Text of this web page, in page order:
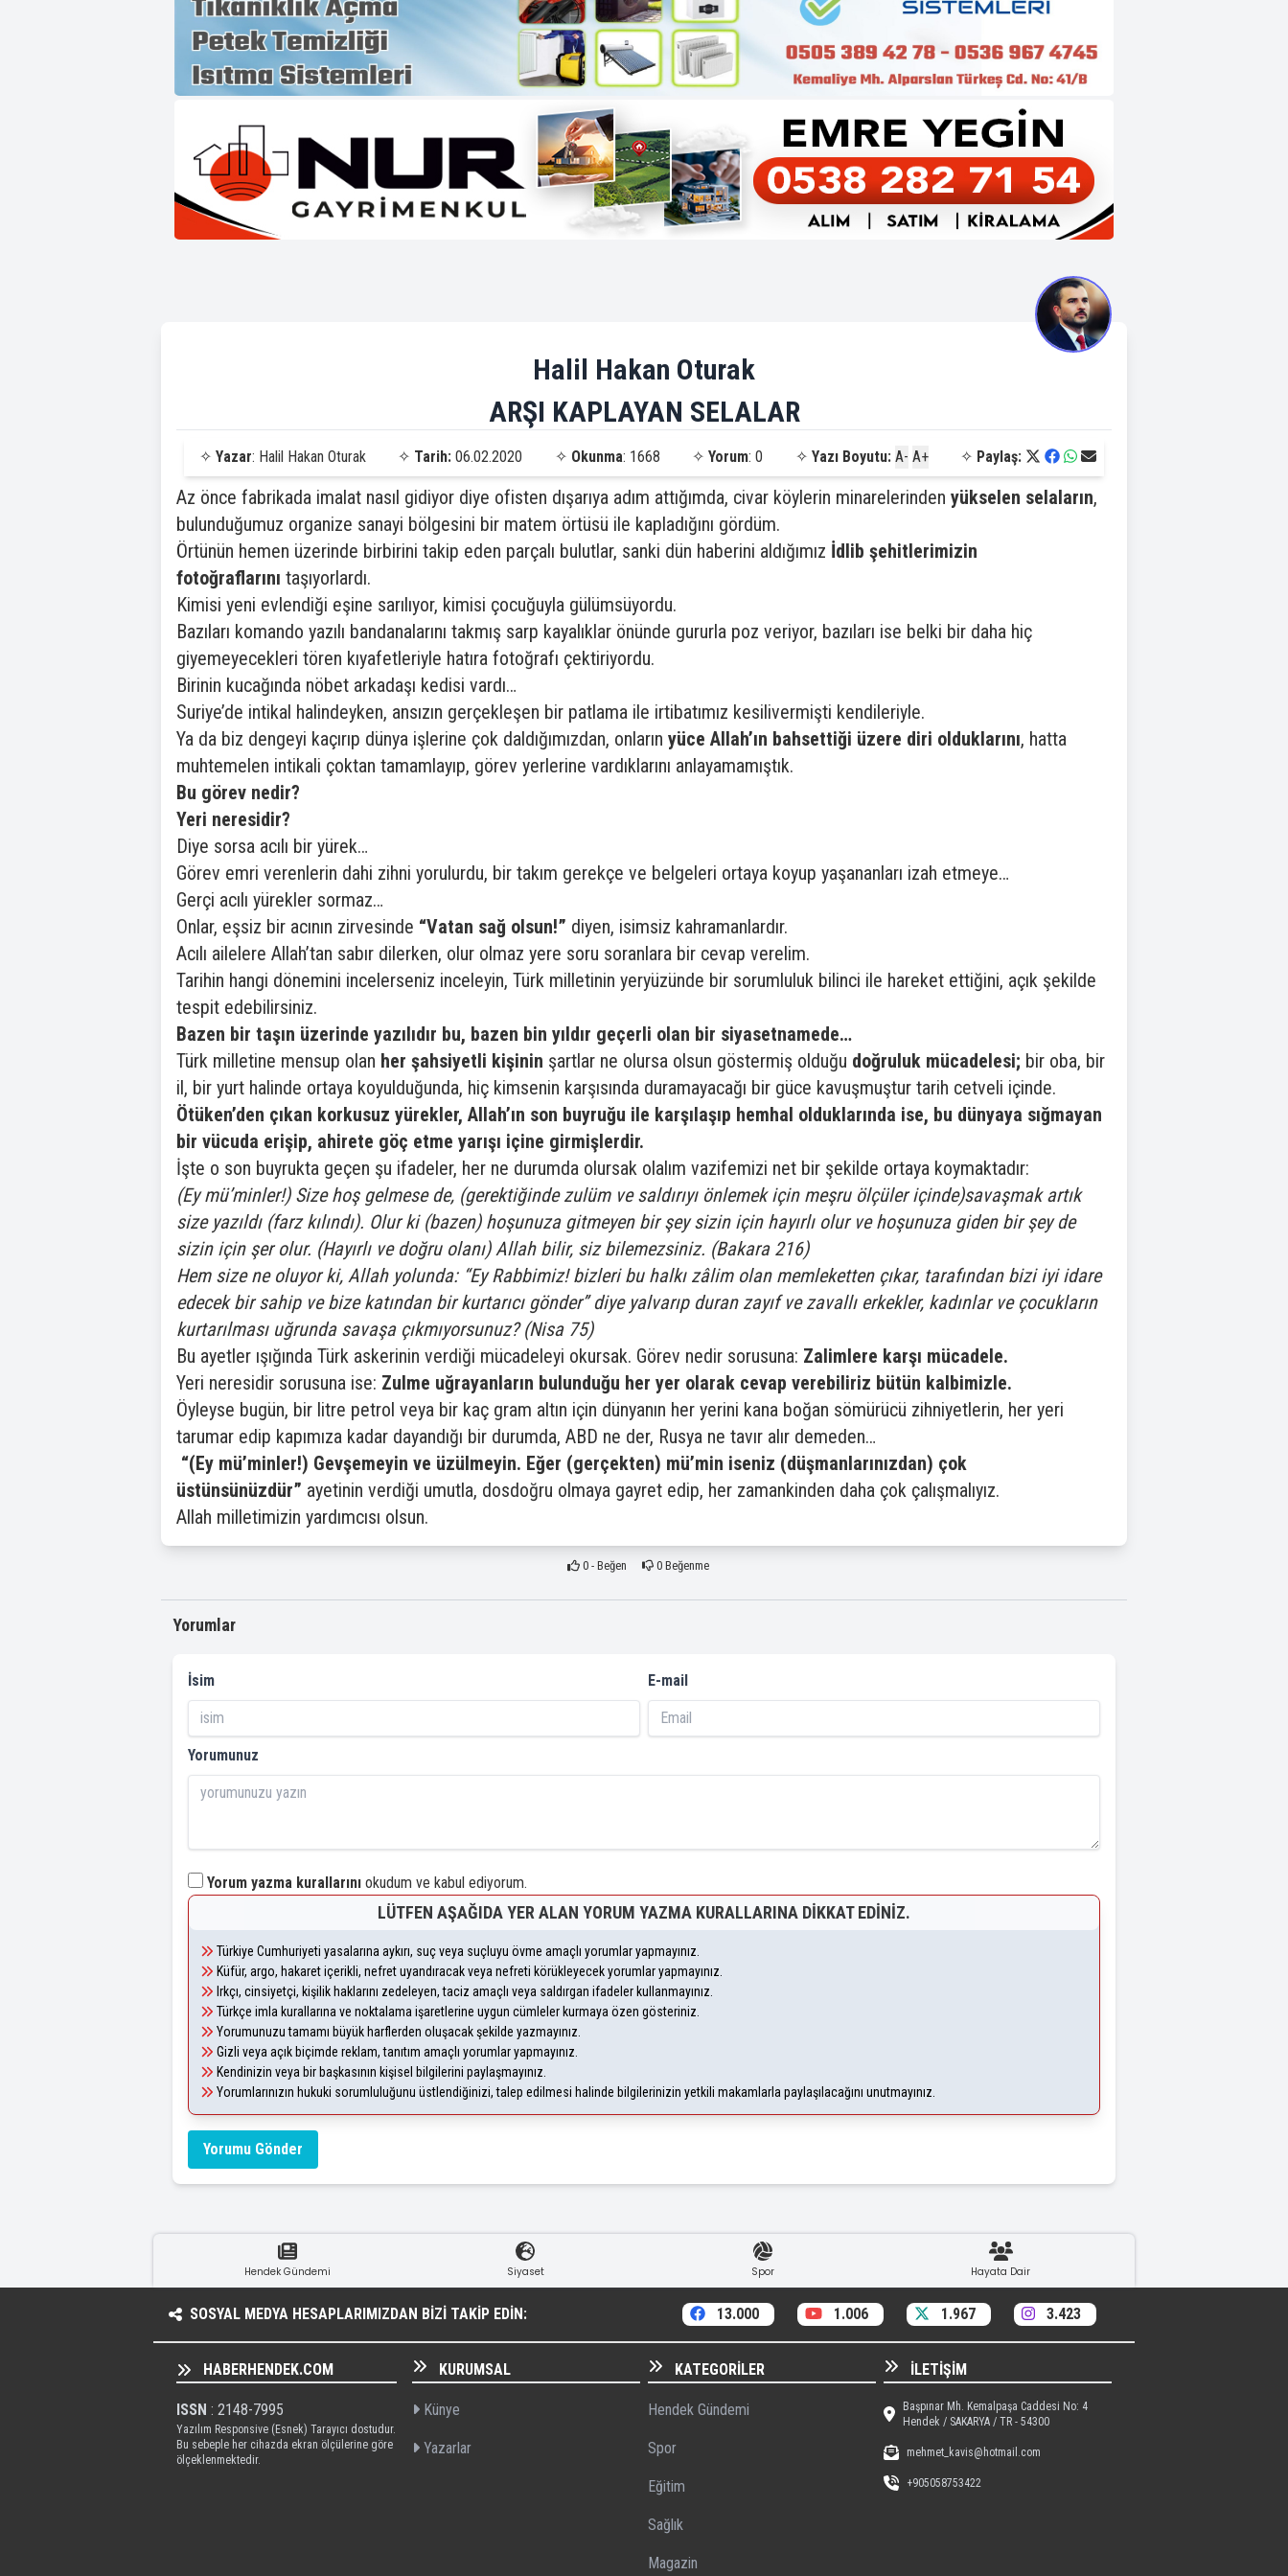
Halil Hakan Oturak
ARŞI KAPLAYAN SELALAR
✧ Yazar: Halil Hakan Oturak ✧ Tarih: 06.02.2020 ✧ Okunma: 1668 ✧Yorum: 0 ✧ Yazı Boyutu: A- A+ ✧ Paylaş:
Az önce fabrikada imalat nasıl gidiyor diye ofisten dışarıya adım attığımda, civar köylerin minarelerinden yükselen selaların,
bulunduğumuz organize sanayi bölgesini bir matem örtüsü ile kapladığını gördüm.
Örtünün hemen üzerinde birbirini takip eden parçalı bulutlar, sanki dün haberini aldığımız İdlib şehitlerimizin
fotoğraflarını taşıyorlardı.
Kimisi yeni evlendiği eşine sarılıyor, kimisi çocuğuyla gülümsüyordu.
Bazıları komando yazılı bandanalarını takmış sarp kayalıklar önünde gururla poz veriyor, bazıları ise belki bir daha hiç
giyemeyecekleri tören kıyafetleriyle hatıra fotoğrafı çektiriyordu.
Birinin kucağında nöbet arkadaşı kedisi vardı…
Suriye’de intikal halindeyken, ansızın gerçekleşen bir patlama ile irtibatımız kesilivermişti kendileriyle.
Ya da biz dengeyi kaçırıp dünya işlerine çok daldığımızdan, onların yüce Allah’ın bahsettiği üzere diri olduklarını, hatta
muhtemelen intikali çoktan tamamlayıp, görev yerlerine vardıklarını anlayamamıştık.
Bu görev nedir?
Yeri neresidir?
Diye sorsa acılı bir yürek…
Görev emri verenlerin dahi zihni yorulurdu, bir takım gerekçe ve belgeleri ortaya koyup yaşananları izah etmeye…
Gerçi acılı yürekler sormaz…
Onlar, eşsiz bir acının zirvesinde “Vatan sağ olsun!” diyen, isimsiz kahramanlardır.
Acılı ailelere Allah’tan sabır dilerken, olur olmaz yere soru soranlara bir cevap verelim.
Tarihin hangi dönemini incelerseniz inceleyin, Türk milletinin yeryüzünde bir sorumluluk bilinci ile hareket ettiğini, açık şekilde
tespit edebilirsiniz.
Bazen bir taşın üzerinde yazılıdır bu, bazen bin yıldır geçerli olan bir siyasetnamede…
Türk milletine mensup olan her şahsiyetli kişinin şartlar ne olursa olsun göstermiş olduğu doğruluk mücadelesi; bir oba, bir
il, bir yurt halinde ortaya koyulduğunda, hiç kimsenin karşısında duramayacağı bir güce kavuşmuştur tarih cetveli içinde.
Ötüken’den çıkan korkusuz yürekler, Allah’ın son buyruğu ile karşılaşıp hemhal olduklarında ise, bu dünyaya sığmayan
bir vücuda erişip, ahirete göç etme yarışı içine girmişlerdir.
İşte o son buyrukta geçen şu ifadeler, her ne durumda olursak olalım vazifemizi net bir şekilde ortaya koymaktadır:
(Ey mü’minler!) Size hoş gelmese de, (gerektiğinde zulüm ve saldırıyı önlemek için meşru ölçüler içinde)savaşmak artık
size yazıldı (farz kılındı). Olur ki (bazen) hoşunuza gitmeyen bir şey sizin için hayırlı olur ve hoşunuza giden bir şey de
sizin için şer olur. (Hayırlı ve doğru olanı) Allah bilir, siz bilemezsiniz. (Bakara 216)
Hem size ne oluyor ki, Allah yolunda: “Ey Rabbimiz! bizleri bu halkı zâlim olan memleketten çıkar, tarafından bizi iyi idare
edecek bir sahip ve bize katından bir kurtarıcı gönder” diye yalvarıp duran zayıf ve zavallı erkekler, kadınlar ve çocukların
kurtarılması uğrunda savaşa çıkmıyorsunuz? (Nisa 75)
Bu ayetler ışığında Türk askerinin verdiği mücadeleyi okursak. Görev nedir sorusuna: Zalimlere karşı mücadele.
Yeri neresidir sorusuna ise: Zulme uğrayanların bulunduğu her yer olarak cevap verebiliriz bütün kalbimizle.
Öyleyse bugün, bir litre petrol veya bir kaç gram altın için dünyanın her yerini kana boğan sömürücü zihniyetlerin, her yeri
tarumar edip kapımıza kadar dayandığı bir durumda, ABD ne der, Rusya ne tavır alır demeden…
“(Ey mü’minler!) Gevşemeyin ve üzülmeyin. Eğer (gerçekten) mü’min iseniz (düşmanlarınızdan) çok
üstünsünüzdür” ayetinin verdiği umutla, dosdoğru olmaya gayret edip, her zamankinden daha çok çalışmalıyız.
Allah milletimizin yardımcısı olsun.
0- Beğen 0 Beğenme
Yorumlar
İsim E-mail
Yorumunuz
Yorum yazma kurallarını okudum ve kabul ediyorum.
LÜTFEN AŞAĞIDA YER ALAN YORUM YAZMA KURALLARINA DIKKAT EDINIZ.
Türkiye Cumhuriyeti yasalarına aykırı, suç veya suçluyu övme amaçlı yorumlar yapmayınız.
Küfür, argo, hakaret içerikli, nefret uyandıracak veya nefreti körükleyecek yorumlar yapmayınız.
Irkçı, cinsiyetçi, kişilik haklarını zedeleyen, taciz amaçlı veya saldırgan ifadeler kullanmayınız.
Türkçe imla kurallarına ve noktalama işaretlerine uygun cümleler kurmaya özen gösteriniz.
Yorumunuzu tamamı büyük harflerden oluşacak şekilde yazmayınız.
Gizli veya açık biçimde reklam, tanıtım amaçlı yorumlar yapmayınız.
Kendinizin veya bir başkasının kişisel bilgilerini paylaşmayınız.
Yorumlarınızın hukuki sorumluluğunu üstlendiğinizi, talep edilmesi halinde bilgilerinizin yetkili makamlarla paylaşılacağını unutmayınız.
Yorumu Gönder
Hendek Gündemi Siyaset Spor Hayata Dair
SOSYAL MEDYA HESAPLARIMIZDAN BIZI TAKIP EDIN: 13.000 1.006 1.967 3.423
HABERHENDEK.COM
ISSN : 2148-7995
Yazılım Responsive (Esnek) Tarayıcı dostudur.
Bu sebeple her cihazda ekran ölçülerine göre
ölçeklenmektedir.
KURUMSAL
Künye
Yazarlar
KATEGORILER
Hendek Gündemi
Spor
Eğitim
Sağlık
Magazin
İLETIŞIM
Başpınar Mh. Kemalpaşa Caddesi No: 4
Hendek / SAKARYA / TR - 54300
mehmet_kavis@hotmail.com
+905058753422